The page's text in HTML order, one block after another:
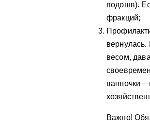
подошв).
фракций;
весом,
ванночки –
Важно!